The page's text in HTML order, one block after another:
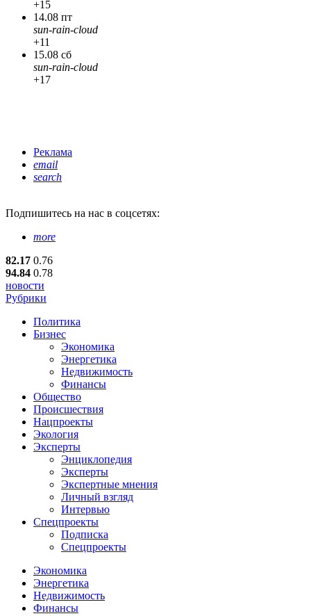
+15
14.08 пт
sun-rain-cloud
+11
15.08 сб
sun-rain-cloud
+17
Реклама
email
search
Подпишитесь на нас в соцсетях:
more
82.17 0.76
94.84 0.78
новости
Рубрики
Политика
Бизнес
Экономика
Энергетика
Недвижимость
Финансы
Общество
Происшествия
Нацпроекты
Экология
Эксперты
Энциклопедия
Эксперты
Экспертные мнения
Личный взгляд
Интервью
Спецпроекты
Подписка
Спецпроекты
Экономика
Энергетика
Недвижимость
Финансы